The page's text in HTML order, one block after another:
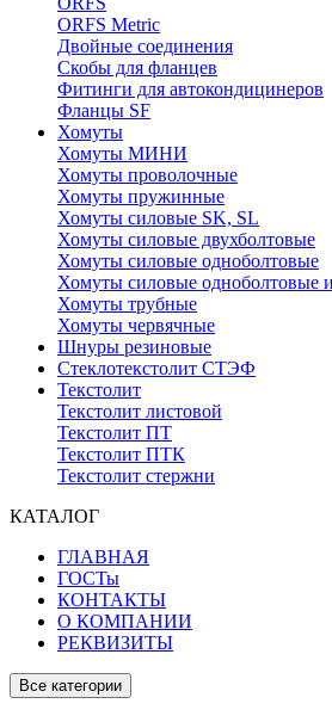
ORFS Metric
Двойные соединения
Скобы для фланцев
Фитинги для автокондицинеров
Фланцы SF
Хомуты
Хомуты МИНИ
Хомуты проволочные
Хомуты пружинные
Хомуты силовые SK, SL
Хомуты силовые двухболтовые
Хомуты силовые одноболтовые
Хомуты силовые одноболтовые
Хомуты трубные
Хомуты червячные
Шнуры резиновые
Стеклотекстолит СТЭФ
Текстолит
Текстолит листовой
Текстолит ПТ
Текстолит ПТК
Текстолит стержни
КАТАЛОГ
ГЛАВНАЯ
ГОСТы
КОНТАКТЫ
О КОМПАНИИ
РЕКВИЗИТЫ
Все категории